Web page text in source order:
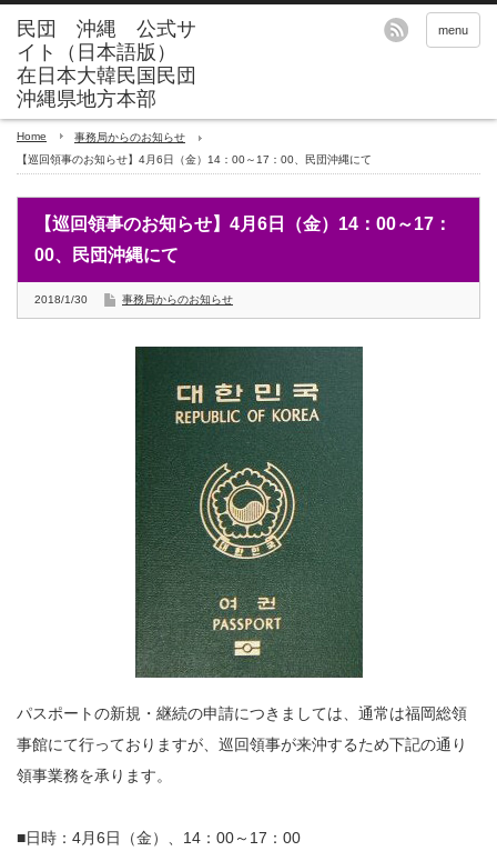
menu
Home
事務局からのお知らせ
【巡回領事のお知らせ】4月6日（金）14：00～17：00、民団沖縄にて
【巡回領事のお知らせ】4月6日（金）14：00～17：
00、民団沖縄にて
2018/1/30 事務局からのお知らせ
パスポートの新規・継続の申請につきましては、通常は福岡総領
事館にて行っておりますが、巡回領事が来沖するため下記の通り
領事業務を承ります。
■日時：4月6日（金）、14：00～17：00